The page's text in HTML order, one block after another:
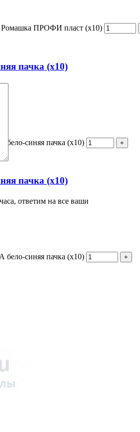
ответим на все ваши
Ромашка ПРОФИ пласт (х10)
пачка (х10)
синяя пачка (х10)
пачка (х10)
синяя пачка (х10)